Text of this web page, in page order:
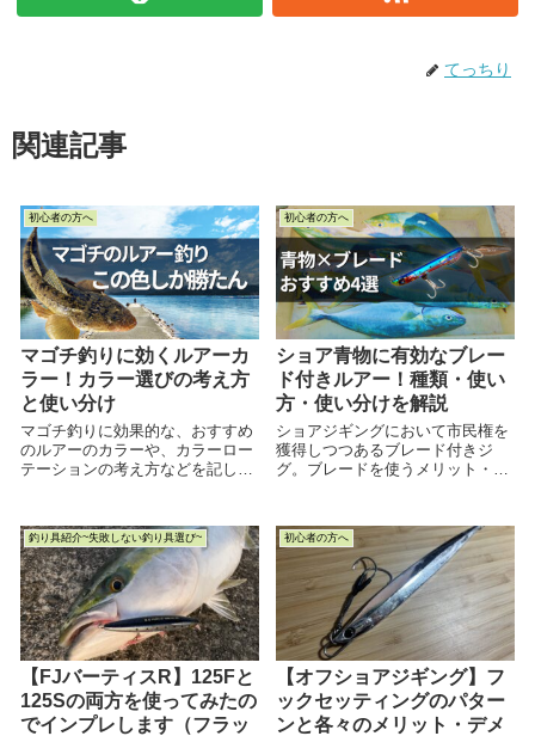
てっちり
関連記事
初心者の方へ
マゴチ釣りに効くルアーカ
ラー！カラー選びの考え方
と使い分け
マゴチ釣りに効果的な、おすすめ
のルアーのカラーや、カラーロー
テーションの考え方などを記した
最後までお読みいただけると幸い
です。
初心者の方へ
ショア青物に有効なブレー
ド付きルアー！種類・使い
方・使い分けを解説
ショアジギングにおいて市民権を
獲得しつつあるブレード付きジ
グ。ブレードを使うメリット・デ
きジグなどをご紹介した記事で
す。わかりやすい解説を心がけた
ので、最後までお読みいただける
と嬉しいです。
釣り具紹介~失敗しない釣り具選び~
【FJバーティスR】125Fと
125Sの両方を使ってみたの
でインプレします（フラッ
初心者の方へ
【オフショアジギング】フ
ックセッティングのパター
ンと各々のメリット・デメ